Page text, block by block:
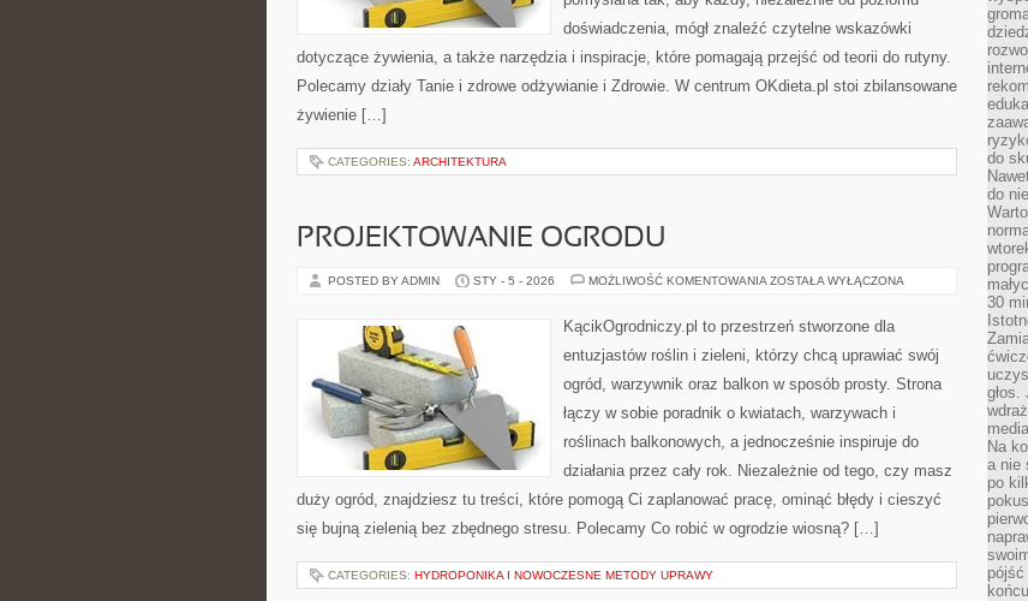
doświadczenia, mógł znaleźć czytelne wskazówki
dotyczące żywienia, a także narzędzia i inspiracje, które pomagają przejść od teorii do rutyny.
Polecamy działy Tanie i zdrowe odżywianie i Zdrowie. W centrum OKdieta.pl stoi zbilansowane
żywienie […]
CATEGORIES: ARCHITEKTURA
PROJEKTOWANIE OGRODU
POSTED BY ADMIN STY - 5 - 2026 MOŻLIWOŚĆ KOMENTOWANIA PROJEKTOWANIE
ZOSTAŁA WYŁĄCZONA
KącikOgrodniczy.pl to przestrzeń stworzone dla
entuzjastów roślin i zieleni, którzy chcą uprawiać swój
ogród, warzywnik oraz balkon w sposób prosty. Strona
łączy w sobie poradnik o kwiatach, warzywach i
roślinach balkonowych, a jednocześnie inspiruje do
działania przez cały rok. Niezależnie od tego, czy masz
duży ogród, znajdziesz tu treści, które pomogą Ci zaplanować pracę, ominąć błędy i cieszyć
się bujną zielenią bez zbędnego stresu. Polecamy Co robić w ogrodzie wiosną? […]
CATEGORIES: HYDROPONIKA I NOWOCZESNE METODY UPRAWY
do
do
30
Na
a nie
po